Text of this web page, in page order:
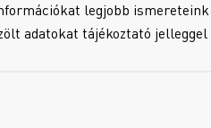
legjobb
adatokat tájékoztató